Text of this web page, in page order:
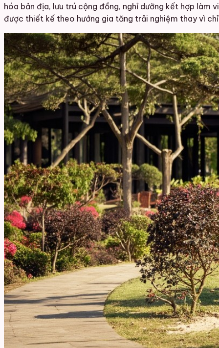
hóa bản địa, lưu trú cộng đồng, nghỉ dưỡng kết hợp
được thiết kế theo hướng gia tăng trải nghiệm thay vì